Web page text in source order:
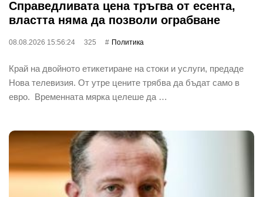
Справедливата цена тръгва от есента,
властта няма да позволи ограбване
08.08.2026 15:56:24 325 Политика
Край на двойното етикетиране на стоки и услуги, предаде
Нова телевизия. От утре цените трябва да бъдат само в
евро. Временната мярка целеше да …